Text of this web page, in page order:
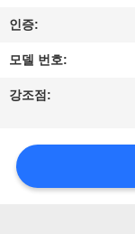
장
여
행
품
질
인증:
모델 번호:
강조점: